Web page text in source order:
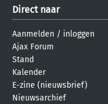
Direct naar
Aanmelden / inloggen
Ajax Forum
Stand
Kalender
E-zine (nieuwsbrief)
Nieuwsarchief